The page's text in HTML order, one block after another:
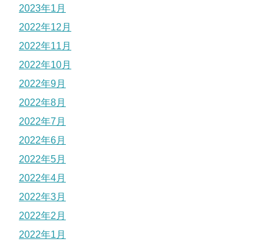
2023年1月
2022年12月
2022年11月
2022年10月
2022年9月
2022年8月
2022年7月
2022年6月
2022年5月
2022年4月
2022年3月
2022年2月
2022年1月